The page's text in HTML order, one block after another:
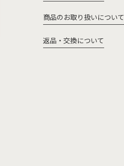
商品のお取り扱いについて
返品・交換について